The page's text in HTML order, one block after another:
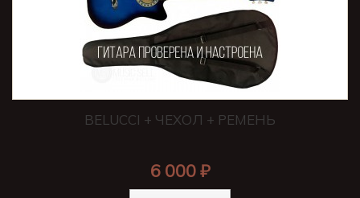
BELUCCI + ЧЕХОЛ + РЕМЕНЬ
6 000 ₽